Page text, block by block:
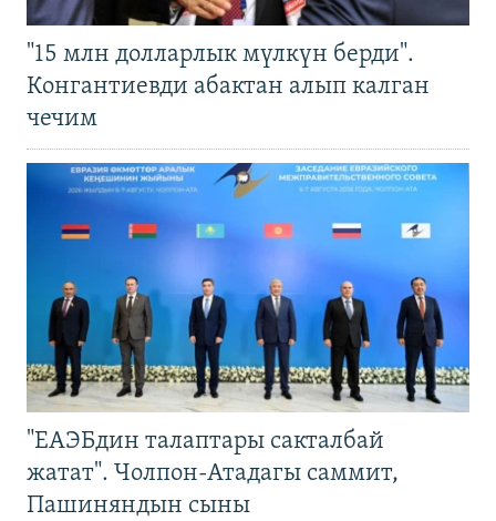
"15 млн долларлык мүлкүн берди".
Конгантиевди абактан алып калган
чечим
"ЕАЭБдин талаптары сакталбай
жатат". Чолпон-Атадагы саммит,
Пашиняндын сыны